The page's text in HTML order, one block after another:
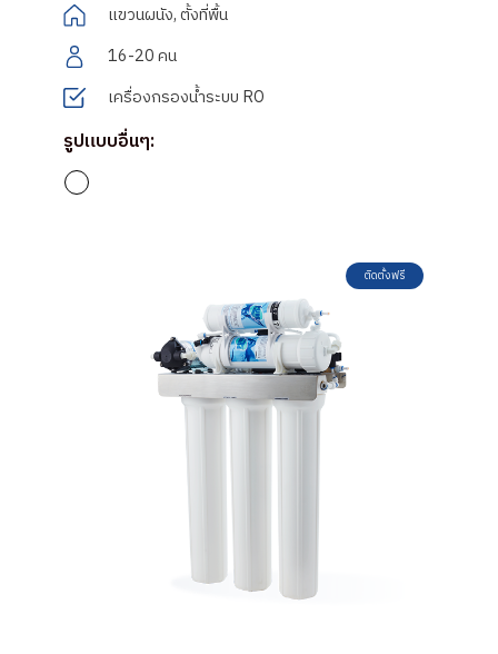
แขวนผนัง, ตั้งที่พื้น
16-20 คน
เครื่องกรองน้ำระบบ RO
รูปแบบอื่นๆ:
ติดตั้งฟรี